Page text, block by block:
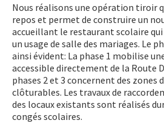
Nous réalisons une opération tiroir
repos et permet de construire un
accueillant le restaurant scolaire
un usage de salle des mariages. Le
ainsi évident: La phase 1 mobilise
accessible directement de la Route
phases 2 et 3 concernent des zones
clôturables. Les travaux de
des locaux existants sont réalisés
congés scolaires.